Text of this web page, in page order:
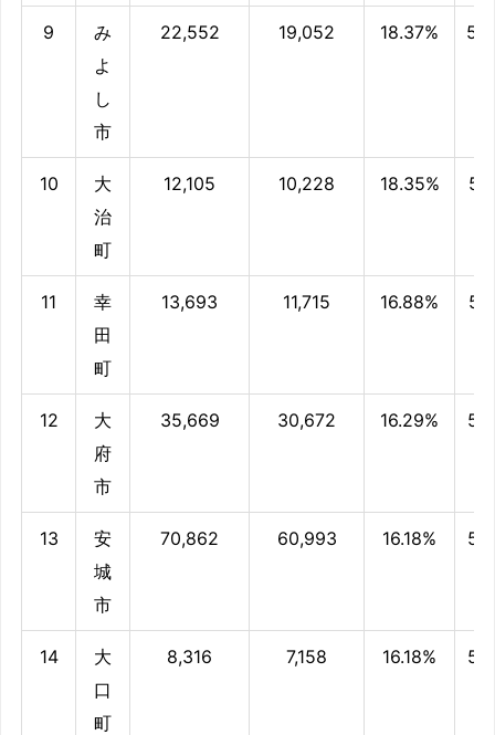
9
み
よ
し
市
22,552 19,052 18.37%
10
大
治
町
12,105 10,228 18.35%
11
幸
田
町
13,693 11,715 16.88%
12
大
府
市
35,669 30,672 16.29%
13
安
城
市
70,862 60,993 16.18%
14
大
口
町
8,316 7,158 16.18%